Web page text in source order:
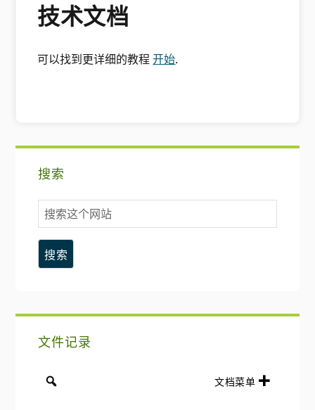
技术文档
可以找到更详细的教程开始.
搜索
搜
索
这
个
文件记录
文档菜单